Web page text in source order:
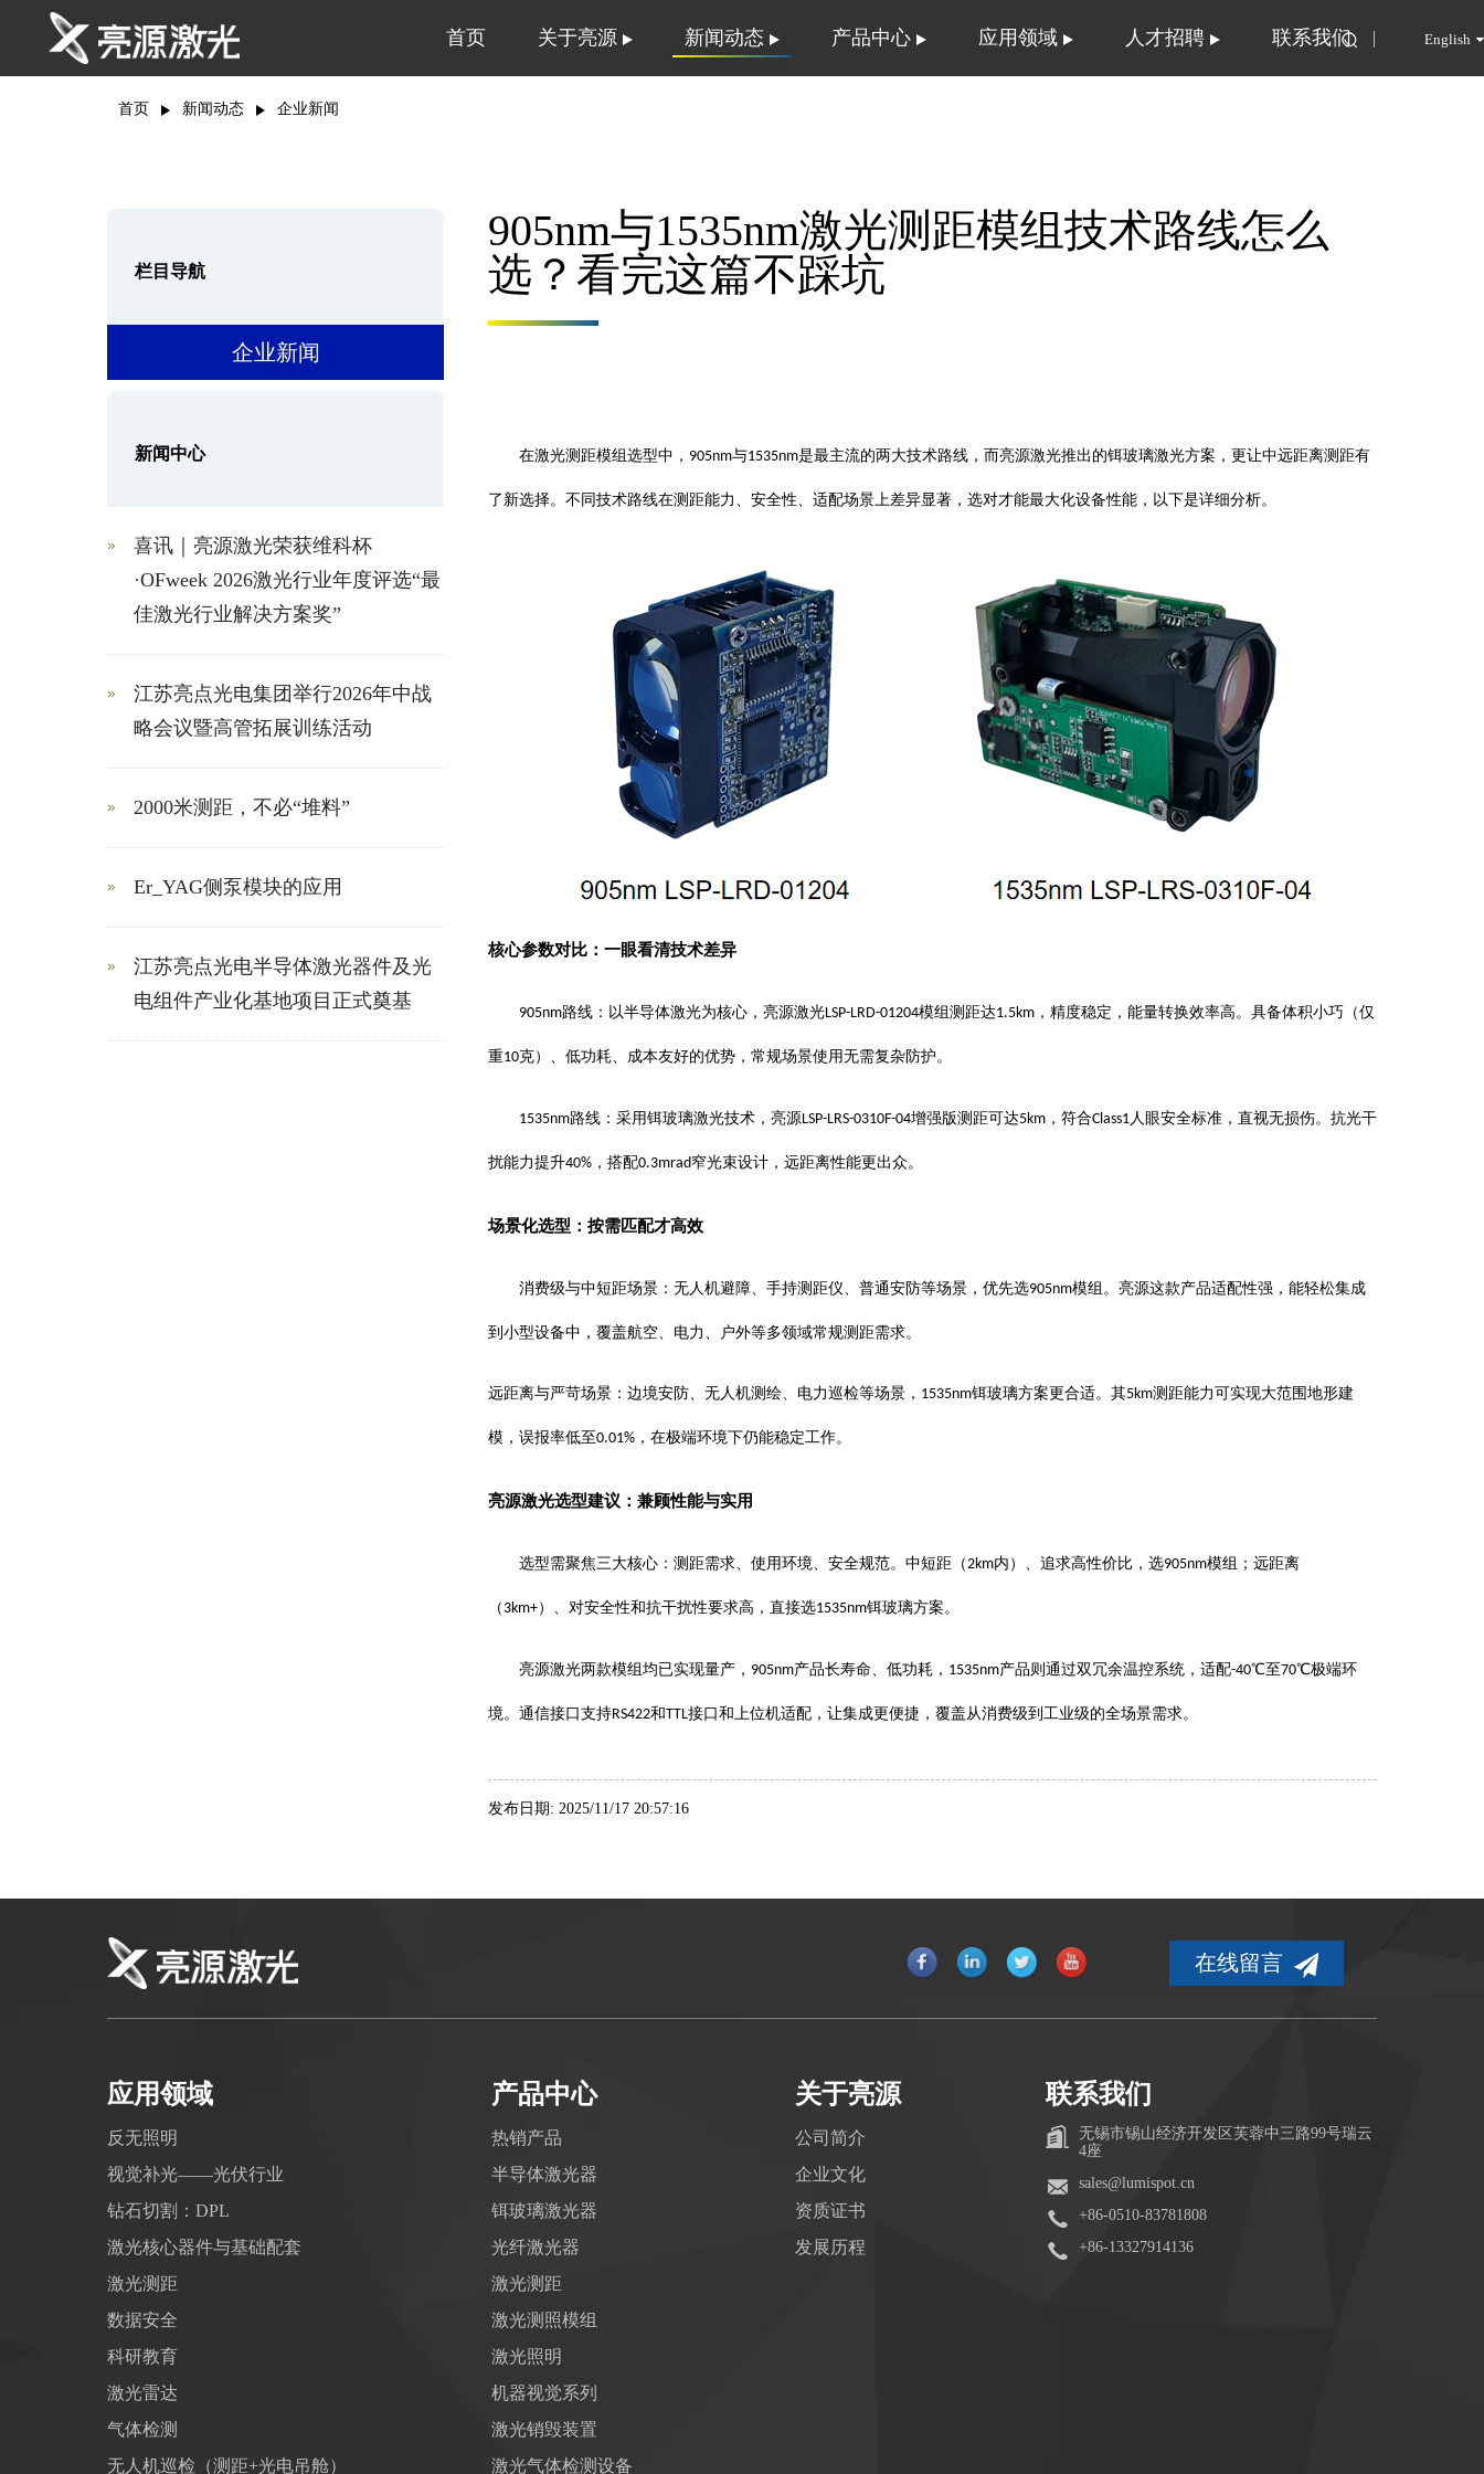
首页 关于亮源 新闻动态 产品中心 应用领域 人才招聘 联系我们 English
首页 新闻动态 企业新闻
栏目导航
企业新闻
新闻中心
喜讯｜亮源激光荣获维科杯
·OFweek 2026激光行业年度评选“最
佳激光行业解决方案奖”
江苏亮点光电集团举行2026年中战
略会议暨高管拓展训练活动
2000米测距，不必“堆料”
Er_YAG侧泵模块的应用
江苏亮点光电半导体激光器件及光
电组件产业化基地项目正式奠基
905nm与1535nm激光测距模组技术路线怎么
选？看完这篇不踩坑
在激光测距模组选型中， 905nm与1535nm是最主流的两大技术路线，而亮源激光推出的铒玻璃激光方案，更让中远距离测距有
了新选择。不同技术路线在测距能力、安全性、适配场景上差异显著，选对才能最大化设备性能，以下是详细分析。
核心参数对比：一眼看清技术差异
905nm路线：以半导体激光为核心，亮源激光LSP-LRD-01204模组测距达1.5km ，精度稳定，能量转换效率高。具备体积小巧（仅
重10克）、低功耗、成本友好的优势，常规场景使用无需复杂防护。
1535nm路线：采用铒玻璃激光技术，亮源LSP-LRS-0310F-04增强版测距可达5km ，符合Class1人眼安全标准，直视无损伤。抗光干
扰能力提升40% ，搭配0.3mrad窄光束设计，远距离性能更出众。
场景化选型：按需匹配才高效
消费级与中短距场景：无人机避障、手持测距仪、普通安防等场景，优先选905nm模组。亮源这款产品适配性强，能轻松集成
到小型设备中，覆盖航空、电力、户外等多领域常规测距需求。
远距离与严苛场景：边境安防、无人机测绘、电力巡检等场景， 1535nm铒玻璃方案更合适。其5km测距能力可实现大范围地形建
模，误报率低至0.01% ，在极端环境下仍能稳定工作。
亮源激光选型建议：兼顾性能与实用
选型需聚焦三大核心：测距需求、使用环境、安全规范。中短距（2km内）、追求高性价比 ， 选905nm模组；远距离
（ 3km+）、对安全性和抗干扰性要求高，直接选1535nm铒玻璃方案。
亮源激光两款模组均已实现量产， 905nm产品长寿命、低功耗， 1535nm产品则通过双冗余温控系统，适配-40℃至70℃极端环
境。 通信接口支持RS422和TTL接口和上位机适配，让集成更便捷，覆盖从消费级到工业级的全场景需求。
发布日期: 2025/11/17 20:57:16
在线留言
应用领域
反无照明
视觉补光——光伏行业
钻石切割：DPL
激光核心器件与基础配套
激光测距
数据安全
科研教育
激光雷达
气体检测
无人机巡检（测距+光电吊舱）
产品中心
热销产品
半导体激光器
铒玻璃激光器
光纤激光器
激光测距
激光测照模组
激光照明
机器视觉系列
激光销毁装置
激光气体检测设备
关于亮源
公司简介
企业文化
资质证书
发展历程
联系我们
无锡市锡山经济开发区芙蓉中三路99号瑞云
4座
sales@lumispot.cn
+86-0510-83781808
+86-13327914136